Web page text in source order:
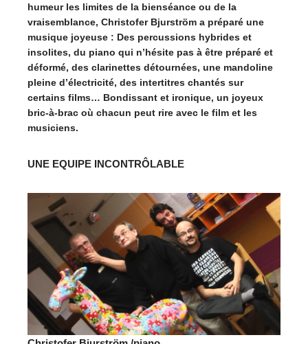
humeur les limites de la bienséance ou de la
vraisemblance, Christofer Bjurström a préparé une
musique joyeuse : Des percussions hybrides et
insolites, du piano qui n’hésite pas à être préparé et
déformé, des clarinettes détournées, une mandoline
pleine d’électricité, des intertitres chantés sur
certains films… Bondissant et ironique, un joyeux
bric-à-brac où chacun peut rire avec le film et les
musiciens.
UNE EQUIPE INCONTRÔLABLE